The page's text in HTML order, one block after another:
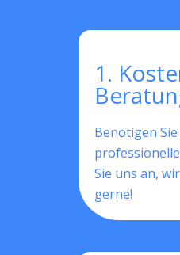
1.
Benötigen
Sie uns an,
gerne!